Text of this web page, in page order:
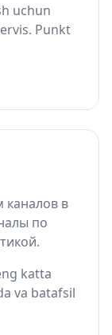
uchun
Punkt
каналов в
по
katta
va batafsil